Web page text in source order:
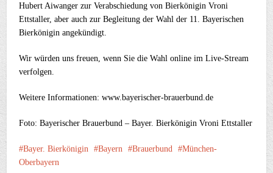
Hubert Aiwanger zur Verabschiedung von Bierkönigin Vroni
Ettstaller, aber auch zur Begleitung der Wahl der 11. Bayerischen
Bierkönigin angekündigt.
Wir würden uns freuen, wenn Sie die Wahl online im Live-Stream
verfolgen.
Weitere Informationen: www.bayerischer-brauerbund.de
Foto: Bayerischer Brauerbund – Bayer. Bierkönigin Vroni Ettstaller
Bayer. Bierkönigin Bayern Brauerbund
München-
Oberbayern